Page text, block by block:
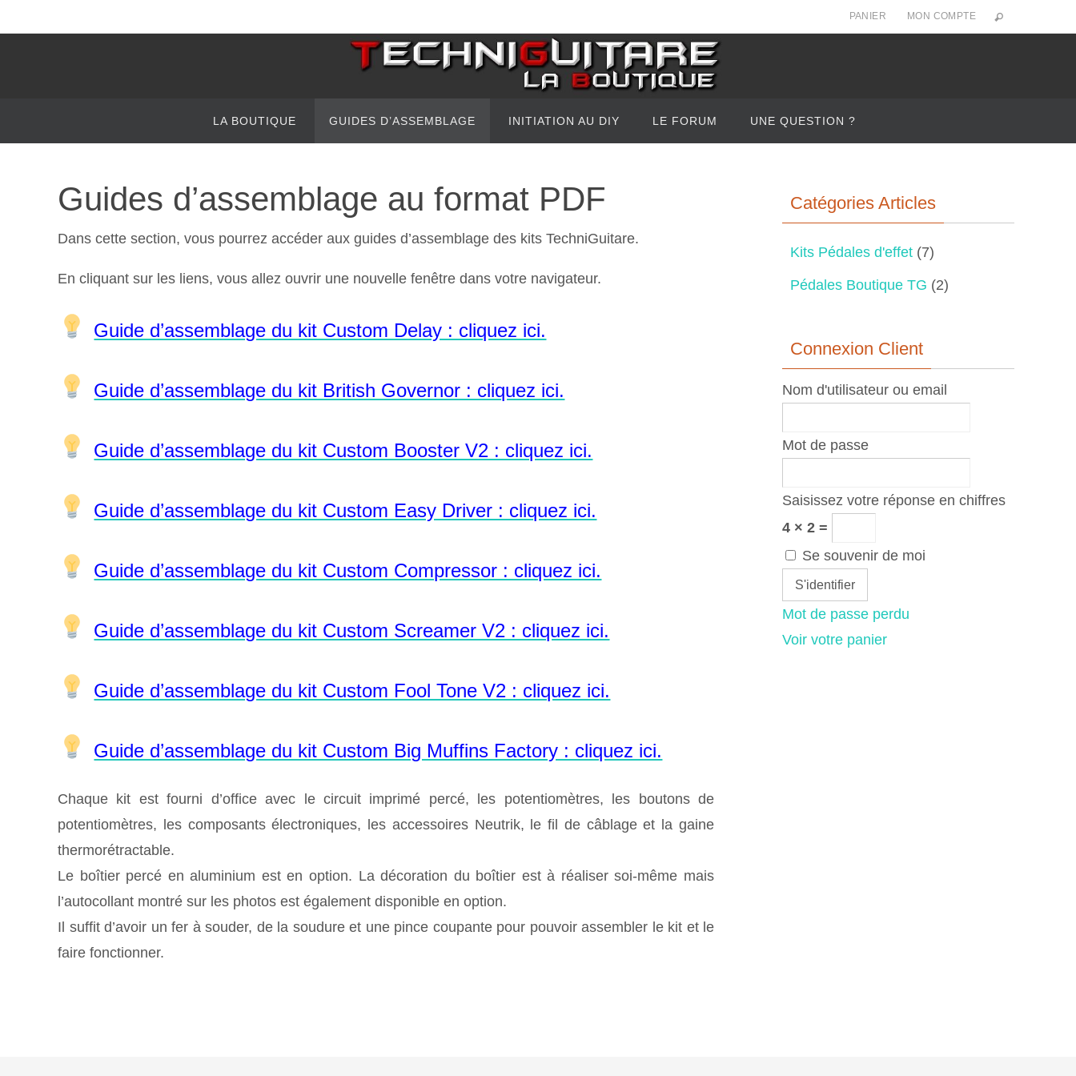
vers
PANIER MON COMPTE
le
LA BOUTIQUE GUIDES D’ASSEMBLAGE INITIATION AU DIY LE FORUM UNE QUESTION ?
Guides d’assemblage au format PDF
Dans cette section, vous pourrez accéder aux guides d’assemblage des kits TechniGuitare.
En cliquant sur les liens, vous allez ouvrir une nouvelle fenêtre dans votre navigateur.
Guide d’assemblage du kit Custom Delay : cliquez ici.
Guide d’assemblage du kit British Governor : cliquez ici.
Guide d’assemblage du kit Custom Booster V2 : cliquez ici.
Guide d’assemblage du kit Custom Easy Driver : cliquez ici.
Guide d’assemblage du kit Custom Compressor : cliquez ici.
Guide d’assemblage du kit Custom Screamer V2 : cliquez ici.
Guide d’assemblage du kit Custom Fool Tone V2 : cliquez ici.
Guide d’assemblage du kit Custom Big Muffins Factory : cliquez ici.
Chaque kit est fourni d’office avec le circuit imprimé percé, les potentiomètres, les boutons de
potentiomètres, les composants électroniques, les accessoires Neutrik, le fil de câblage et la gaine
thermorétractable.
Le boîtier percé en aluminium est en option. La décoration du boîtier est à réaliser soi-même mais
l’autocollant montré sur les photos est également disponible en option.
Il suffit d’avoir un fer à souder, de la soudure et une pince coupante pour pouvoir assembler le kit et le
faire fonctionner.
Catégories Articles
Kits Pédales d'effet (7)
Pédales Boutique TG (2)
Connexion Client
Nom d'utilisateur ou email
Mot de passe
Saisissez votre réponse en chiffres
4 × 2 =
Se souvenir de moi
Mot de passe perdu
Voir votre panier